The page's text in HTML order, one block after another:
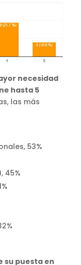
necesidad
hasta 5
las más
53%
45%
su puesta en